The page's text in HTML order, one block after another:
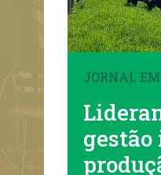
JORNAL